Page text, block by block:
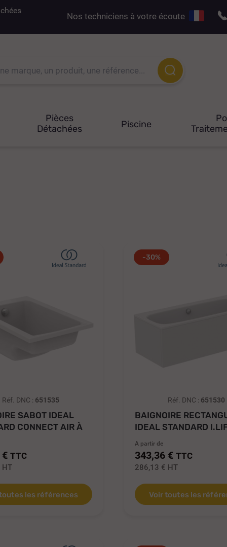
Nos techniciens à votre écoute
Pièces
Détachées
Piscine
Réf. DNC : 651535
SABOT IDEAL
CONNECT AIR À
€ TTC
HT
les références
-30%
Réf. DNC : 651530
BAIGNOIRE
IDEAL STANDARD
A partir de
343,36 € TTC
286,13 € HT
Voir toutes les